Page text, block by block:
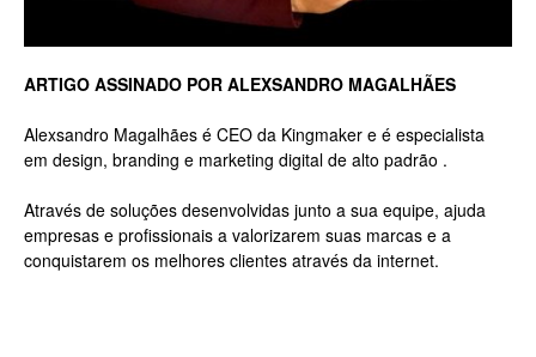
ARTIGO ASSINADO POR ALEXSANDRO MAGALHÃES
Alexsandro Magalhães é CEO da Kingmaker e é especialista
em design, branding e marketing digital de alto padrão .
Através de soluções desenvolvidas junto a sua equipe, ajuda
empresas e profissionais a valorizarem suas marcas e a
conquistarem os melhores clientes através da internet.